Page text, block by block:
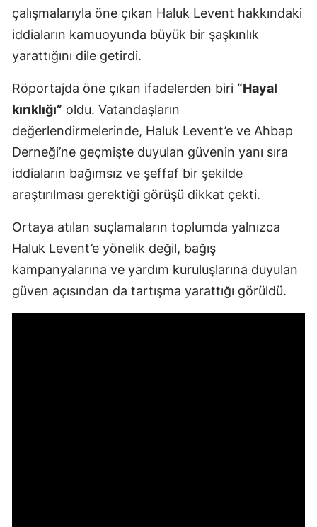
çalışmalarıyla öne çıkan Haluk Levent hakkındaki
iddiaların kamuoyunda büyük bir şaşkınlık
yarattığını dile getirdi.
Röportajda öne çıkan ifadelerden biri “Hayal
kırıklığı” oldu. Vatandaşların
değerlendirmelerinde, Haluk Levent’e ve Ahbap
Derneği’ne geçmişte duyulan güvenin yanı sıra
iddiaların bağımsız ve şeffaf bir şekilde
araştırılması gerektiği görüşü dikkat çekti.
Ortaya atılan suçlamaların toplumda yalnızca
Haluk Levent’e yönelik değil, bağış
kampanyalarına ve yardım kuruluşlarına duyulan
güven açısından da tartışma yarattığı görüldü.